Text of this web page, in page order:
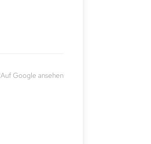
Auf Google ansehen